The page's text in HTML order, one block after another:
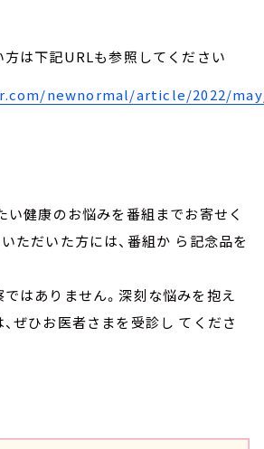
方は下記URLも参照してください
newnormal/article/2022/
い健康のお悩みを番組までお寄せく
ただいた方には、番組か ら記念品を
はありません。深刻な悩みを抱え
ぜひお医者さまを受診し てくださ